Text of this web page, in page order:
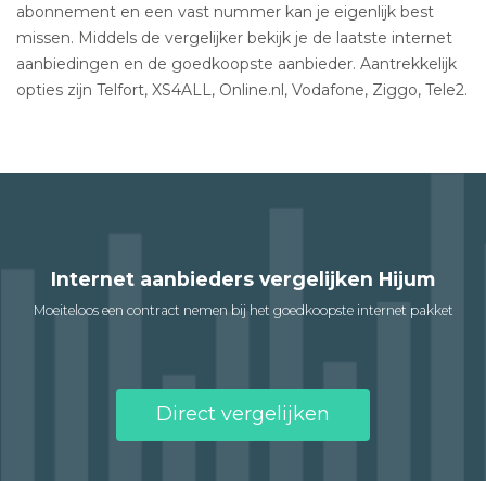
abonnement en een vast nummer kan je eigenlijk best
missen. Middels de vergelijker bekijk je de laatste internet
aanbiedingen en de goedkoopste aanbieder. Aantrekkelijk
opties zijn Telfort, XS4ALL, Online.nl, Vodafone, Ziggo, Tele2.
Internet aanbieders vergelijken Hijum
Moeiteloos een contract nemen bij het goedkoopste internet pakket
Direct vergelijken